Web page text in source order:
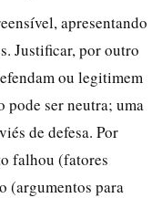
apresentando
Justificar, por outro
ou legitimem
pode ser neutra; uma
de defesa. Por
falhou (fatores
(argumentos para